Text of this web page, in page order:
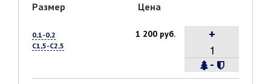
Размер Цена
0,1-0,2
С1,5-С2,5
1 200 руб.
-
+